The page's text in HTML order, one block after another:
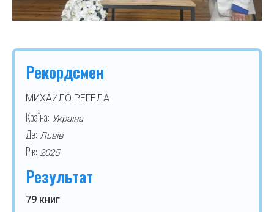
Рекордсмен
МИХАЙЛО РЕГЕДА
Країна: Україна
Де: Львів
Рік: 2025
Результат
79 книг